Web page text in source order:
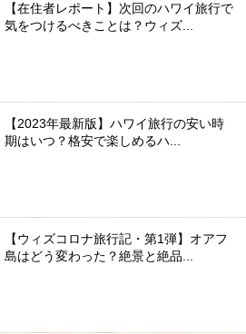
【在住者レポート】次回のハワイ旅行で
気をつけるべきことは？ウィズ...
【2023年最新版】ハワイ旅行の安い時
期はいつ？格安で楽しめるハ...
【ウィズコロナ旅行記・第1弾】オアフ
島はどう変わった？絶景と絶品...